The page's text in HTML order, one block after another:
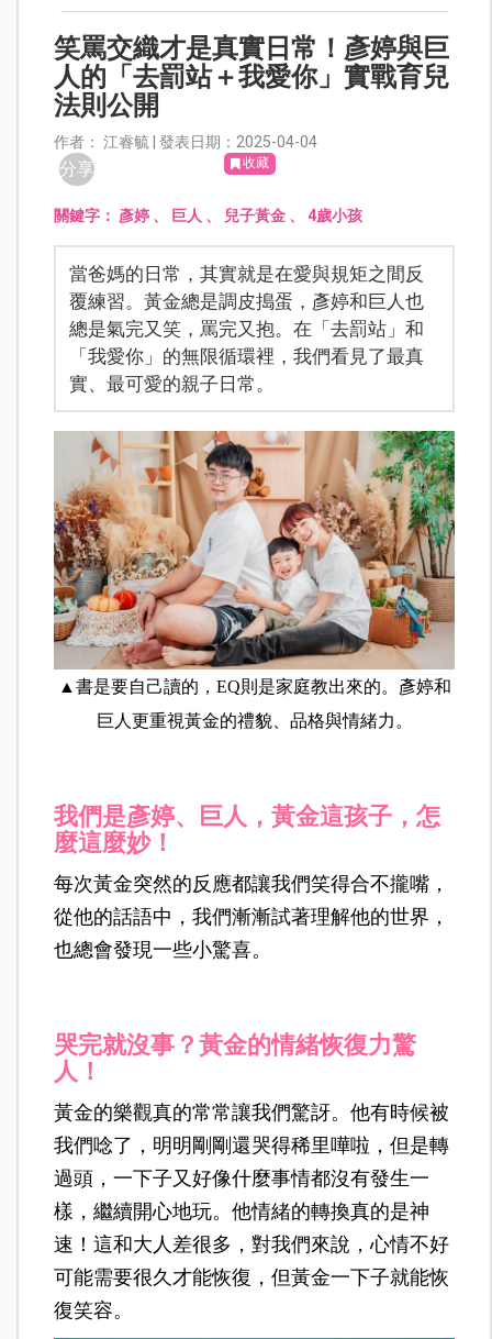
笑罵交織才是真實日常！彥婷與巨
人的「去罰站＋我愛你」實戰育兒
法則公開
作者： 江睿毓 | 發表日期：2025-04-04
分享 收藏
關鍵字： 彥婷 、 巨人 、 兒子黃金 、 4歲小孩
當爸媽的日常，其實就是在愛與規矩之間反
覆練習。黃金總是調皮搗蛋，彥婷和巨人也
總是氣完又笑，罵完又抱。在「去罰站」和
「我愛你」的無限循環裡，我們看見了最真
實、最可愛的親子日常。
▲書是要自己讀的，EQ則是家庭教出來的。彥婷和
巨人更重視黃金的禮貌、品格與情緒力。
我們是彥婷、巨人，黃金這孩子，怎
麼這麼妙！
每次黃金突然的反應都讓我們笑得合不攏嘴，
從他的話語中，我們漸漸試著理解他的世界，
也總會發現一些小驚喜。
哭完就沒事？黃金的情緒恢復力驚
人！
黃金的樂觀真的常常讓我們驚訝。他有時候被
我們唸了，明明剛剛還哭得稀里嘩啦，但是轉
過頭，一下子又好像什麼事情都沒有發生一
樣，繼續開心地玩。他情緒的轉換真的是神
速！這和大人差很多，對我們來說，心情不好
可能需要很久才能恢復，但黃金一下子就能恢
復笑容。